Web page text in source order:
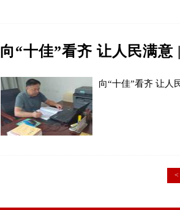
向“十佳”看齐 让人民满
向“十佳”看齐 让人
<